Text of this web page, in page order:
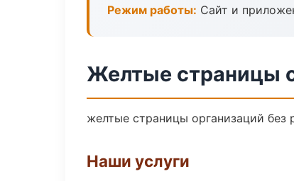
Режим работы: Сайт и
Желтые страницы
желтые страницы организаций без
Наши услуги